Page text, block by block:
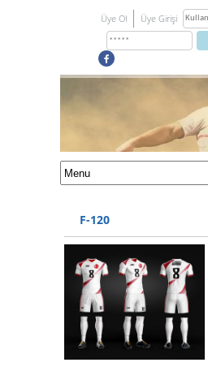
Üye Ol Üye Girişi
F-120